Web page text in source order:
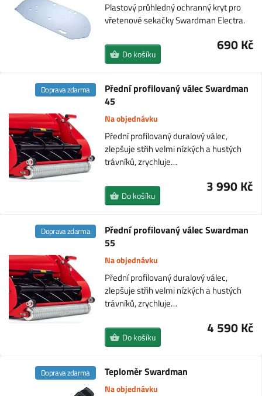
Plastový průhledný ochranný kryt pro
vřetenové sekačky Swardman Electra.
690 Kč
Do košíku
Přední profilovaný válec Swardman
45
Doprava zdarma
Na objednávku
Přední profilovaný duralový válec,
zlepšuje střih velmi nízkých a hustých
trávníků, zrychluje…
3 990 Kč
Do košíku
Přední profilovaný válec Swardman
55
Doprava zdarma
Na objednávku
Přední profilovaný duralový válec,
zlepšuje střih velmi nízkých a hustých
trávníků, zrychluje…
4 590 Kč
Do košíku
Teploměr Swardman
Doprava zdarma
Na objednávku